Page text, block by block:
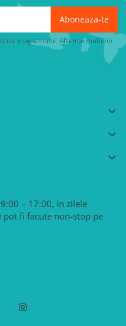
magazinului. Afla mai multe in
– 17:00, in zilele
fi facute non-stop pe